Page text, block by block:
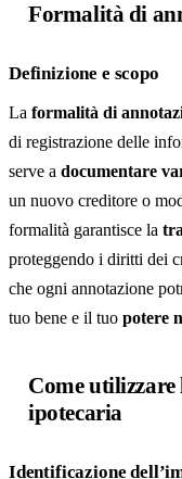
Formalità di
Definizione e scopo
La formalità di
di registrazione delle
serve a documentare
un nuovo creditore o
formalità garantisce la
proteggendo i diritti dei
che ogni annotazione
tuo bene e il tuo potere
Come
ipotecaria
Identificazione